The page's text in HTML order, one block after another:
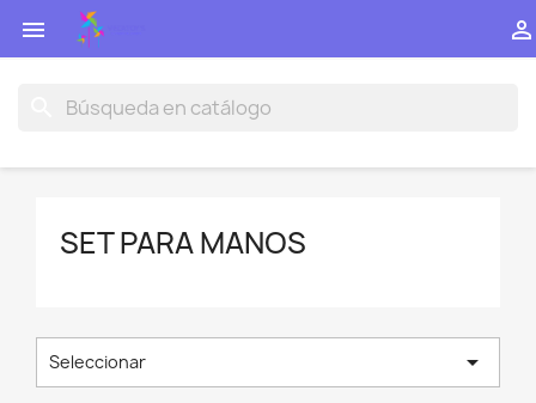
 
SET PARA MANOS
Seleccionar 